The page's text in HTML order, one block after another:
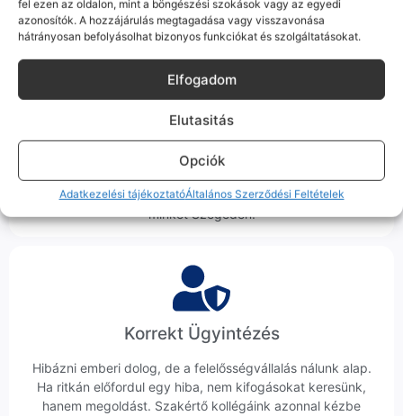
fel ezen az oldalon, mint a böngészési szokások vagy az egyedi
azonosítók. A hozzájárulás megtagadása vagy visszavonása
hátrányosan befolyásolhat bizonyos funkciókat és szolgáltatásokat.
Elfogadom
Elutasitás
Opciók
Adatkezelési tájékoztatóÁltalános Szerződési Feltételek
termékleírásban külön jelezzük neked.
100% Elérhetőség
Sok éve a szegedi piac meghatározó szereplői vagyunk.
Nem egy arctalan webshop vagyunk: ha kérdésed van, élő
ember veszi fel a telefont, és személyesen is megtalálsz
minket Szegeden.
Korrekt Ügyintézés
Hibázni emberi dolog, de a felelősségvállalás nálunk alap.
Ha ritkán előfordul egy hiba, nem kifogásokat keresünk,
hanem megoldást. Szakértő kollégáink azonnal kézbe